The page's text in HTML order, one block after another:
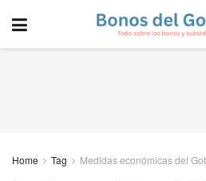
Home Tag Medidas económicas del